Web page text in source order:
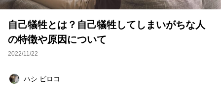
スキルアップ ビジネス 健康 特集
インタビュー 美容 ダイエット
自己犠牲とは？自己犠牲してしまいがちな人
の特徴や原因について
2022/11/22
ハシ ビロコ